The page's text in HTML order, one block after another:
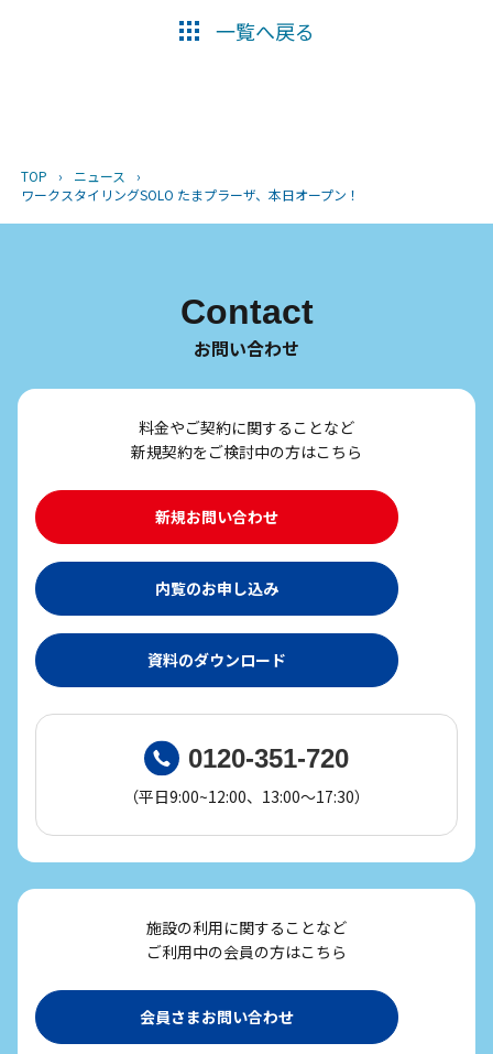
一覧へ戻る
TOP › ニュース
›
ワークスタイリングSOLO たまプラーザ、本日オープン！
Contact
お問い合わせ
料金やご契約に関することなど
新規契約をご検討中の方はこちら
新規お問い合わせ
内覧のお申し込み
資料のダウンロード
0120-351-720
（平日9:00~12:00、13:00～17:30）
施設の利用に関することなど
ご利用中の会員の方はこちら
会員さまお問い合わせ